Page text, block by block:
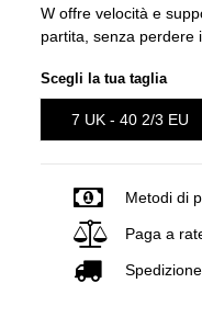
W offre velocità e
partita, senza perdere
Scegli la tua taglia
7 UK - 40 2/3 EU
Metodi di
Paga a